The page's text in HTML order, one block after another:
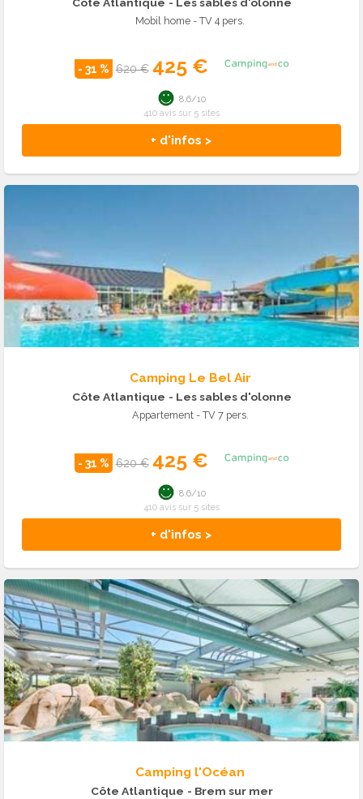
Côte Atlantique - Les sables d'olonne
Mobil home - TV 4 pers.
- 31 % 620 € 425 €
+ d'infos >
8.6/10
410 avis sur 5 sites
Camping Le Bel Air
Côte Atlantique - Les sables d'olonne
Appartement - TV 7 pers.
- 31 % 620 € 425 €
+ d'infos >
8.6/10
410 avis sur 5 sites
Camping l'Océan
Côte Atlantique - Brem sur mer